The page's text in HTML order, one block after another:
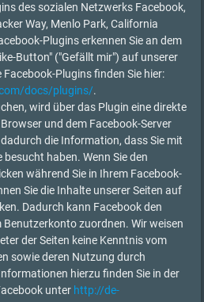
des sozialen Netzwerks Facebook,
Way, Menlo Park, California
Plugins erkennen Sie an dem
Button" ("Gefällt mir") auf unserer
Plugins finden Sie hier:
docs/plugins/.
wird über das Plugin eine direkte
und dem Facebook-Server
die Information, dass Sie mit
besucht haben. Wenn Sie den
während Sie in Ihrem Facebook-
Sie die Inhalte unserer Seiten auf
Dadurch kann Facebook den
Benutzerkonto zuordnen. Wir weisen
der Seiten keine Kenntnis vom
sowie deren Nutzung durch
hierzu finden Sie in der
unter http://de-